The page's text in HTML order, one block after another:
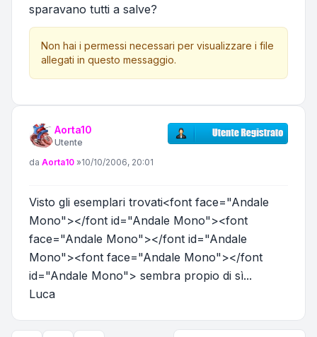
sparavano tutti a salve?
Non hai i permessi necessari per visualizzare i file
allegati in questo messaggio.
Aorta10
Utente
Messaggio
da Aorta10 »10/10/2006, 20:01
Visto gli esemplari trovati<font face="Andale
Mono"></font id="Andale Mono"><font
face="Andale Mono"></font id="Andale
Mono"><font face="Andale Mono"></font
id="Andale Mono"> sembra propio di sì...
Luca